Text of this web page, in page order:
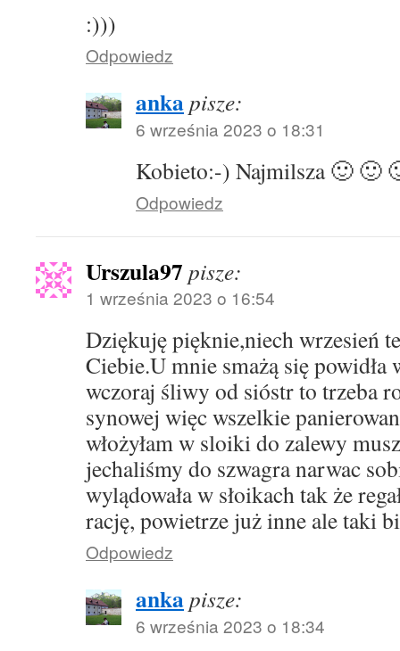
:)))
Odpowiedz
ankapisze:
6 września 2023 o 18:31
Kobieto:-) Najmilsza 🙂 🙂
Odpowiedz
Urszula97 pisze:
1 września 2023 o 16:54
Dziękuję pięknie,niech wrzesień
Ciebie.U mnie smażą się powidła
wczoraj śliwy od sióstr to trzeba
synowej więc wszelkie
włożyłam w sloiki do zalewy
jechaliśmy do szwagra narwac
wylądowała w słoikach tak że
rację, powietrze już inne ale taki
Odpowiedz
ankapisze:
6 września 2023 o 18:34